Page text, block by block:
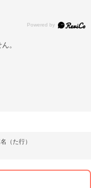
。
（た行）